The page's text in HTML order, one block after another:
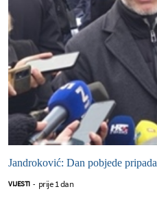
Jandroković: Dan pobjede
VIJESTI - prije 1 dan